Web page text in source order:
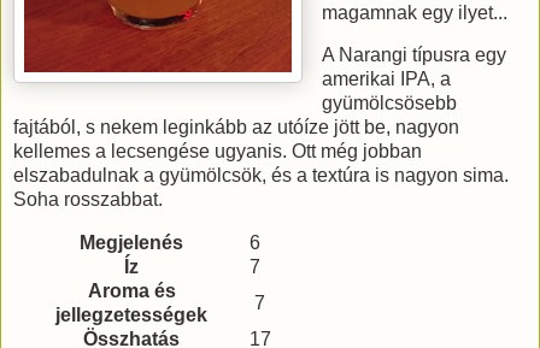
magamnak egy ilyet...
A Narangi típusra egy
amerikai IPA, a
gyümölcsösebb
fajtából, s nekem leginkább az utóíze jött be, nagyon
kellemes a lecsengése ugyanis. Ott még jobban
elszabadulnak a gyümölcsök, és a textúra is nagyon sima.
Soha rosszabbat.
Megjelenés
6
Íz
7
Aroma és
jellegzetességek
7
Összhatás
17